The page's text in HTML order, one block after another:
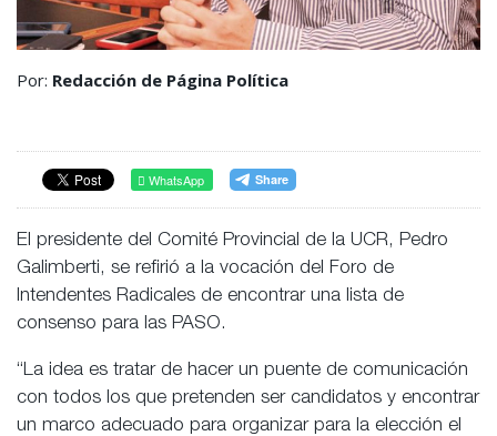
Por: Redacción de Página Política
WhatsApp
El presidente del Comité Provincial de la UCR, Pedro
Galimberti, se refirió a la vocación del Foro de
Intendentes Radicales de encontrar una lista de
consenso para las PASO.
“La idea es tratar de hacer un puente de comunicación
con todos los que pretenden ser candidatos y encontrar
un marco adecuado para organizar para la elección el